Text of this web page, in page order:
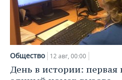
ВОЛЕЙБОЛ
КИБЕРСПОРТ
ФИГУРНОЕ КАТАНИЕ
ИСТОРИЯ
КУЛЬТУРА
МЕДИЦИНА
СПИСОК ПЕРСОН
СПИСОК КОМПАНИЙ
ПОЛНАЯ ВЕРСИЯ
Общество 12 авг, 00:00
День в истории: первая